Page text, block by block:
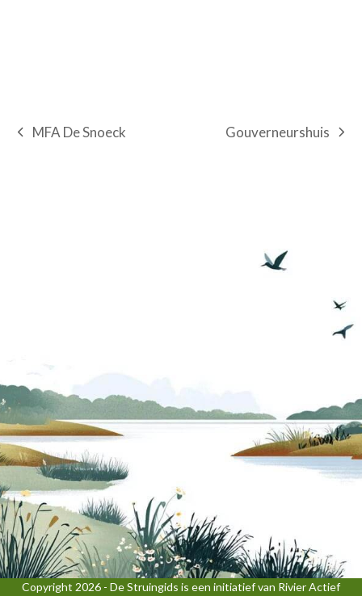
previous
MFA De Snoeck
next
Gouverneurshuis
Copyright 2026 - De Struingids is een initiatief van Rivier Actief